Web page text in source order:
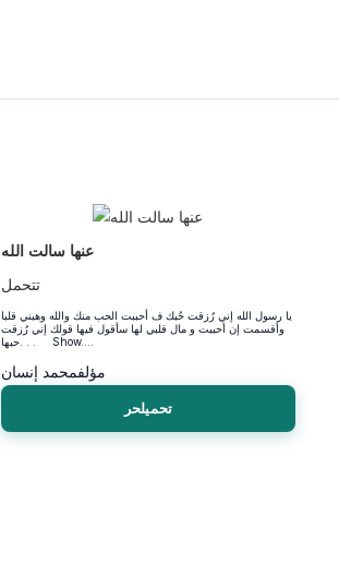
عنها سالت الله
تتحمل
يا رسول الله إني رُزقت حُبك ف أحببت الحب منك والله وهبني قلبا
وأقسمت إن أحببت و مال قلبي لها سأقول فيها قولك إني رُزقت
حبها. . . Show....
مؤلفمحمد إنسان
تحميلحر